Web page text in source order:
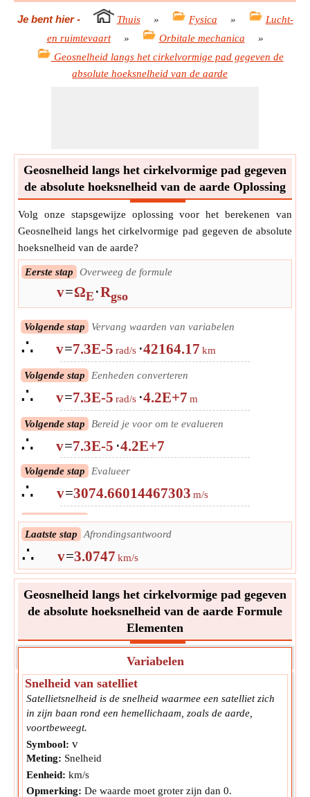
Je bent hier- Thuis » Fysica »
Lucht-
en ruimtevaart
» Orbitale mechanica
»
Geosnelheid langs het cirkelvormige pad gegeven de
absolute hoeksnelheid van de aarde
Geosnelheid langs het cirkelvormige pad gegeven
de absolute hoeksnelheid van de aarde Oplossing
Volg onze stapsgewijze oplossing voor het berekenen van
Geosnelheid langs het cirkelvormige pad gegeven de absolute
hoeksnelheid van de aarde?
Eerste stap Overweeg de formule
v=ΩE ⋅Rgso
Volgende stap Vervang waarden van variabelen
∴ v=7.3E-5 rad/s ⋅42164.17 km
Volgende stap Eenheden converteren
∴ v=7.3E-5 rad/s ⋅4.2E+7 m
Volgende stap Bereid je voor om te evalueren
∴ v=7.3E-5 ⋅4.2E+7
Volgende stap Evalueer
∴ v=3074.66014467303 m/s
Volgende stap Converteren naar de eenheid van uitvoer
∴ v=3.07466014467303
Laatste stap Afrondingsantwoord
∴ v=3.0747 km/s
Geosnelheid langs het cirkelvormige pad gegeven
de absolute hoeksnelheid van de aarde Formule
Elementen
Variabelen
Snelheid van satelliet
Satellietsnelheid is de snelheid waarmee een satelliet zich
in zijn baan rond een hemellichaam, zoals de aarde,
voortbeweegt.
Symbool: v
Meting: Snelheid
Eenheid: km/s
Opmerking: De waarde moet groter zijn dan 0.